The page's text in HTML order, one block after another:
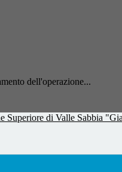
dell'operazione...